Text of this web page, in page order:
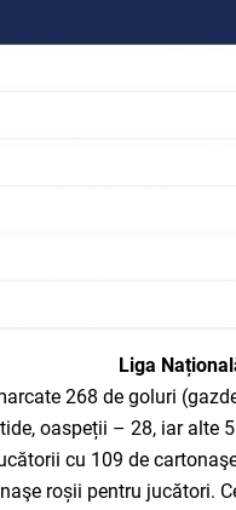
Liga
268 de goluri
oaspeții – 28, iar alte
cu 109 de
roșii pentru jucători.